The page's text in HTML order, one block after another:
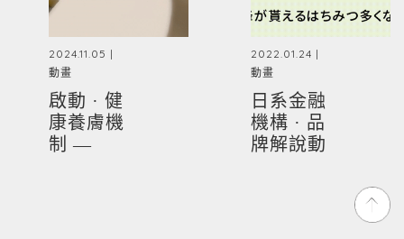
2024.11.05 |
動畫
啟動 · 健
康養膚機
制 —
2022.01.24 |
動畫
日系金融
機構 · 品
牌解說動